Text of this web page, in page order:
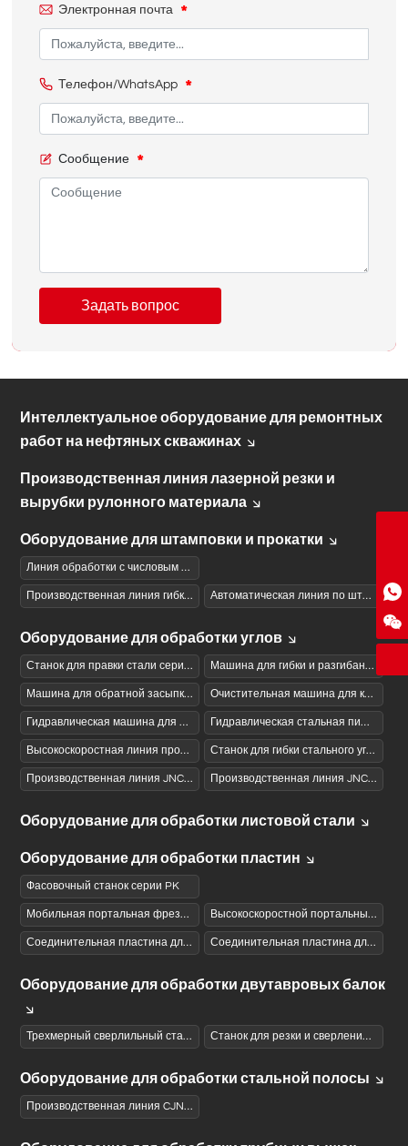
Электронная почта
Телефон/WhatsApp
Сообщение
Задать вопрос
Интеллектуальное оборудование для ремонтных
работ на нефтяных скважинах
Производственная линия лазерной резки и
вырубки рулонного материала
Оборудование для штамповки и прокатки
Производственная линия гибки и пробивки с ЧПУ серии SBL Автоматическая линия по штамповке и формовке солнечных подвесных рам серии XCGW
Линия обработки с числовым программным управлением для панелей коробов из активированного угля
Оборудование для обработки углов
Производственная линия JNC серии для пробивки и резки стального уголка с ЧПУ Производственная линия JNC серии для пробивки, сверления и резки стального уголка с ЧПУ
Высокоскоростная линия производства JNCG серии для сверления и штамповки (пиления) Станок для гибки стального уголка APB серии с ЧПУ
Гидравлическая машина для резки стального уголка серии QJ Гидравлическая стальная пишущая машинка серии DZ
Машина для обратной засыпки уголковой стали серии CB с ЧПУ Очистительная машина для корней стальных уголков серии QG с ЧПУ
Станок для правки стали серии XZ (с ЧПУ) Машина для гибки и разгибания стальных уголков серии KH с ЧПУ и гидравлическим приводом
Оборудование для обработки листовой стали
Оборудование для обработки пластин
Соединительная пластина для пробивки (сверления) на станке ЧПУ серии BNC Соединительная пластина для пробивного устройства с ЧПУ серии BNCQ
Мобильная портальная фрезерно-сверлильная машина с ЧПУ серии PZ Высокоскоростной портальный мобильный фрезерно-сверлильный станок с ЧПУ серии PZG
Фасовочный станок серии PK
Оборудование для обработки двутавровых балок
Трехмерный сверлильный станок с ЧПУ серии SWZ с Н-образной балкой Станок для резки и сверления двутавровых балок серии JGZ с ЧПУ
Оборудование для обработки стальной полосы
Производственная линия CJNC серии для пробивки и резки швеллеров на станках с ЧПУ
WhatsApp
WeChat